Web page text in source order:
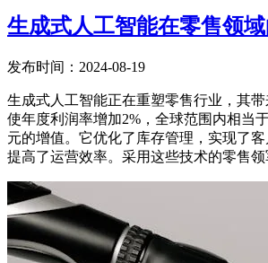
生成式人工智能在零售领
发布时间：2024-08-19
生成式人工智能正在重塑零售行业，其
使年度利润率增加2%，全球范围内相当
元的增值。它优化了库存管理，实现了
提高了运营效率。采用这些技术的零售